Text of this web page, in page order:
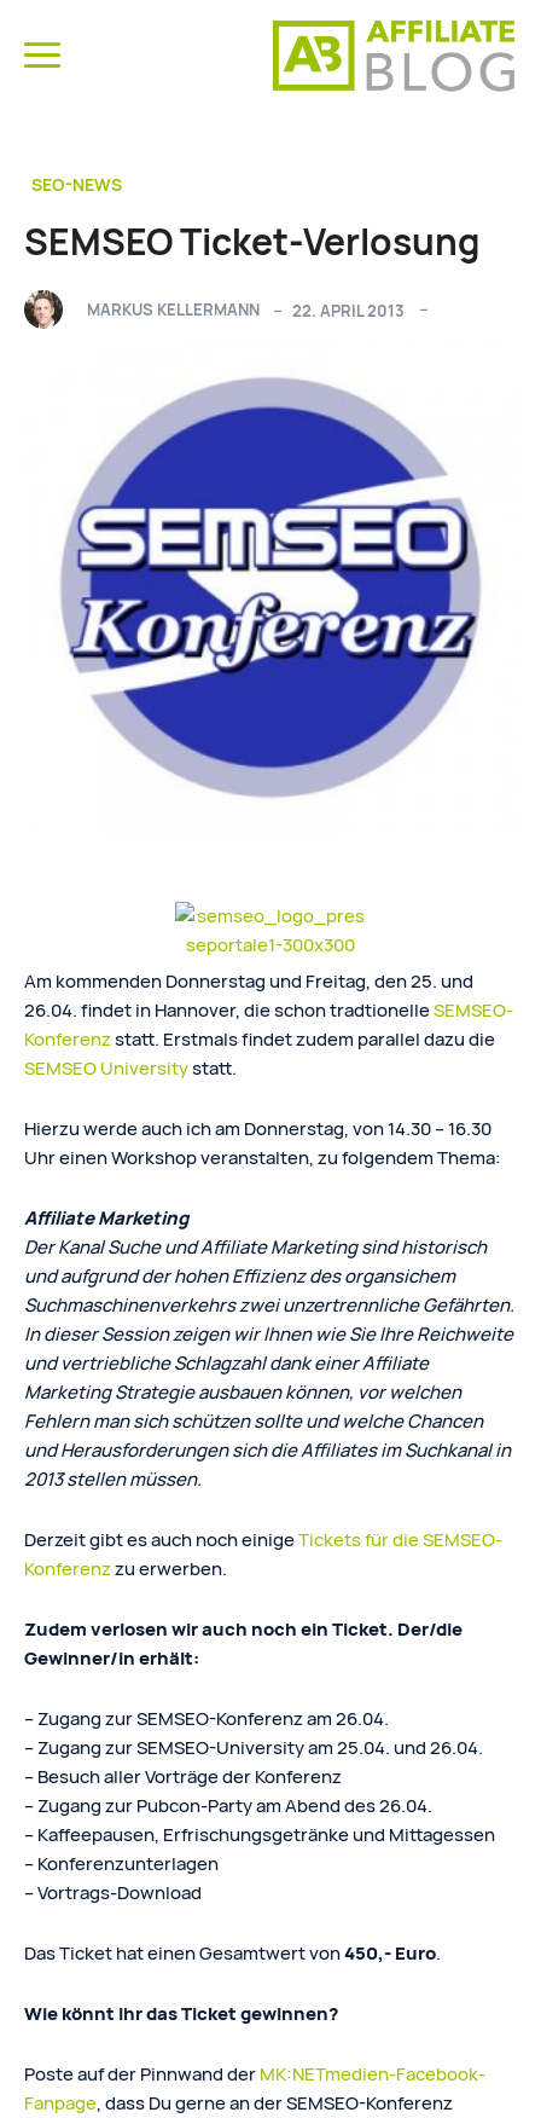
SEO-NEWS
SEMSEO Ticket-Verlosung
MARKUS KELLERMANN 22. APRIL 2013
Am kommenden Donnerstag und Freitag, den 25. und
26.04. findet in Hannover, die schon tradtionelleSEMSEO-
Konferenzstatt. Erstmals findet zudem parallel dazu die
SEMSEO Universitystatt.
Hierzu werde auch ich am Donnerstag, von 14.30 – 16.30
Uhr einen Workshop veranstalten, zu folgendem Thema:
Affiliate Marketing
Der Kanal Suche und Affiliate Marketing sind historisch
und aufgrund der hohen Effizienz des organsichem
Suchmaschinenverkehrs zwei unzertrennliche Gefährten.
In dieser Session zeigen wir Ihnen wie Sie Ihre Reichweite
und vertriebliche Schlagzahl dank einer Affiliate
Marketing Strategie ausbauen können, vor welchen
Fehlern man sich schützen sollte und welche Chancen
und Herausforderungen sich die Affiliates im Suchkanal in
2013 stellen müssen.
Derzeit gibt es auch noch einigeTickets für die SEMSEO-
Konferenzzu erwerben.
Zudem verlosen wir auch noch ein Ticket. Der/die
Gewinner/in erhält:
– Zugang zur SEMSEO-Konferenz am 26.04.
– Zugang zur SEMSEO-University am 25.04. und 26.04.
– Besuch aller Vorträge der Konferenz
– Zugang zur Pubcon-Party am Abend des 26.04.
– Kaffeepausen, Erfrischungsgetränke und Mittagessen
– Konferenzunterlagen
– Vortrags-Download
Das Ticket hat einen Gesamtwert von450,- Euro.
Wie könnt Ihr das Ticket gewinnen?
Poste auf der Pinnwand derMK:NETmedien-Facebook-
Fanpage, dass Du gerne an der SEMSEO-Konferenz